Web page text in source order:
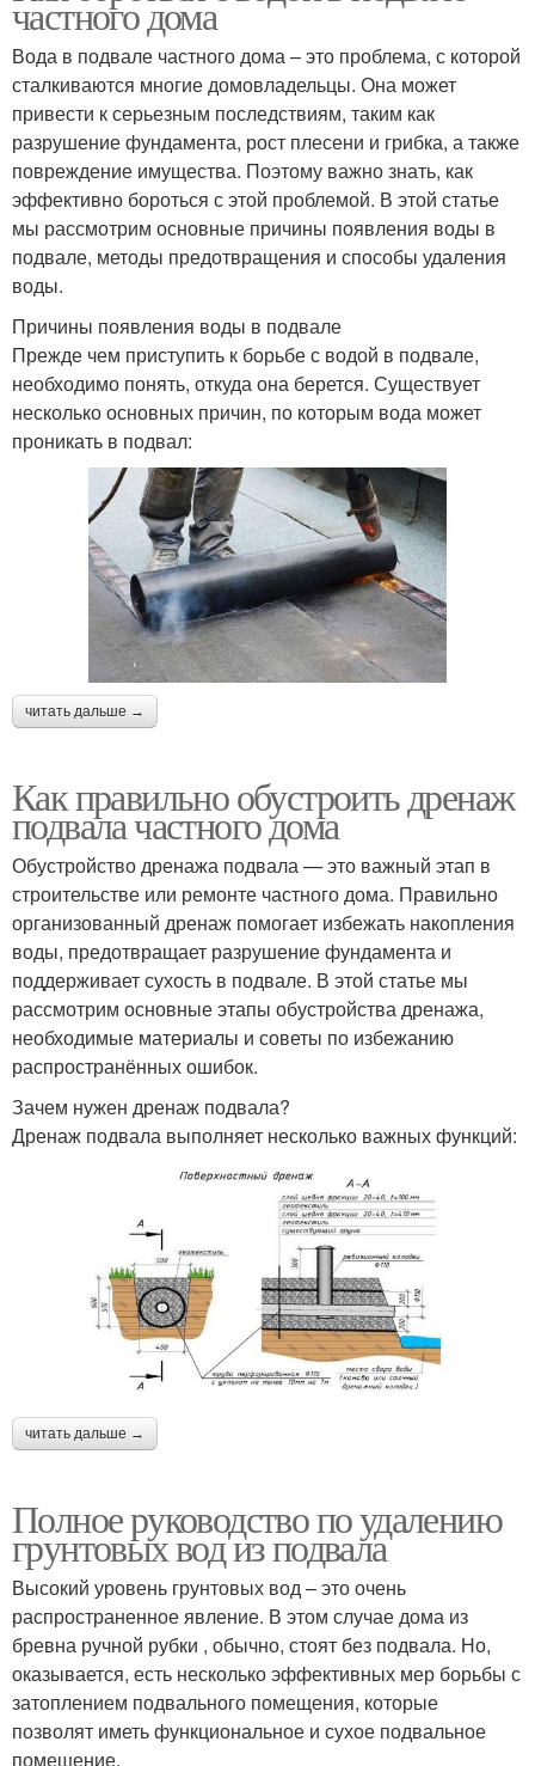
частного дома
Вода в подвале частного дома – это проблема, с которой
сталкиваются многие домовладельцы. Она может
привести к серьезным последствиям, таким как
разрушение фундамента, рост плесени и грибка, а также
повреждение имущества. Поэтому важно знать, как
эффективно бороться с этой проблемой. В этой статье
мы рассмотрим основные причины появления воды в
подвале, методы предотвращения и способы удаления
воды.
Причины появления воды в подвале
Прежде чем приступить к борьбе с водой в подвале,
необходимо понять, откуда она берется. Существует
несколько основных причин, по которым вода может
проникать в подвал:
читать дальше →
Как правильно обустроить дренаж
подвала частного дома
Обустройство дренажа подвала — это важный этап в
строительстве или ремонте частного дома. Правильно
организованный дренаж помогает избежать накопления
воды, предотвращает разрушение фундамента и
поддерживает сухость в подвале. В этой статье мы
рассмотрим основные этапы обустройства дренажа,
необходимые материалы и советы по избежанию
распространённых ошибок.
Зачем нужен дренаж подвала?
Дренаж подвала выполняет несколько важных функций:
читать дальше →
Полное руководство по удалению
грунтовых вод из подвала
Высокий уровень грунтовых вод – это очень
распространенное явление. В этом случае дома из
бревна ручной рубки , обычно, стоят без подвала. Но,
оказывается, есть несколько эффективных мер борьбы с
затоплением подвального помещения, которые
позволят иметь функциональное и сухое подвальное
помещение.